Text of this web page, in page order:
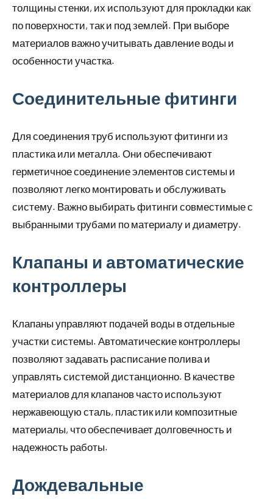
толщины стенки, их используют для прокладки как
по поверхности, так и под землей. При выборе
материалов важно учитывать давление воды и
особенности участка.
Соединительные фитинги
Для соединения труб используют фитинги из
пластика или металла. Они обеспечивают
герметичное соединение элементов системы и
позволяют легко монтировать и обслуживать
систему. Важно выбирать фитинги совместимые с
выбранными трубами по материалу и диаметру.
Клапаны и автоматические
контроллеры
Клапаны управляют подачей воды в отдельные
участки системы. Автоматические контроллеры
позволяют задавать расписание полива и
управлять системой дистанционно. В качестве
материалов для клапанов часто используют
нержавеющую сталь, пластик или композитные
материалы, что обеспечивает долговечность и
надежность работы.
Дождевальные